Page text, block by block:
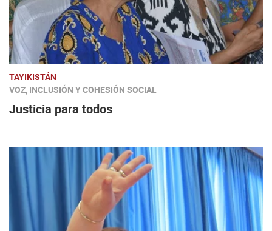
TAYIKISTÁN
VOZ, INCLUSIÓN Y COHESIÓN SOCIAL
Justicia para todos